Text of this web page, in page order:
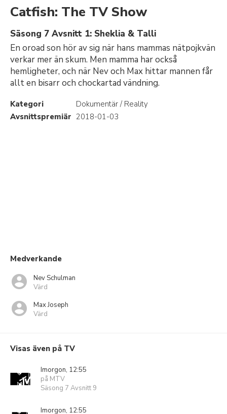
Catfish: The TV Show
Säsong 7 Avsnitt 1: Sheklia & Talli
En oroad son hör av sig när hans mammas nätpojkvän
verkar mer än skum. Men mamma har också
hemligheter, och när Nev och Max hittar mannen får
allt en bisarr och chockartad vändning.
Kategori
Dokumentär / Reality
Avsnittspremiär 2018-01-03
Medverkande
Nev Schulman
Värd
Max Joseph
Värd
Visas även på TV
Imorgon, 12:55
på MTV
Säsong 7 Avsnitt 9
Imorgon, 12:55